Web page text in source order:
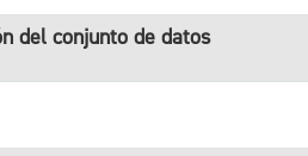
del conjunto de datos